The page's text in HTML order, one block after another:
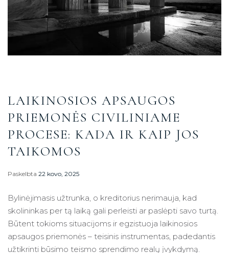
LAIKINOSIOS APSAUGOS
PRIEMONĖS CIVILINIAME
PROCESE: KADA IR KAIP JOS
TAIKOMOS
Paskelbta 22 kovo, 2025
Bylinėjimasis užtrunka, o kreditorius nerimauja, kad
skolininkas per tą laiką gali perleisti ar paslėpti savo turtą.
Būtent tokioms situacijoms ir egzistuoja laikinosios
apsaugos priemonės – teisinis instrumentas, padedantis
užtikrinti būsimo teismo sprendimo realų įvykdymą.